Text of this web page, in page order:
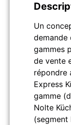
Un
demande
gammes
de vente
répondre
Express
gamme
Nolte